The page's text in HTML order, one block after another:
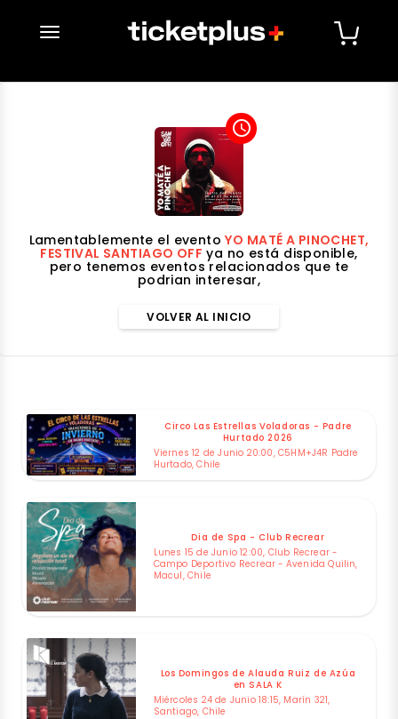
desplegar navegación
access_time
Lamentablemente el eventoYO MATÉ A PINOCHET,
FESTIVAL SANTIAGO OFF ya no está disponible,
pero tenemos eventos relacionados que te
podrian interesar,
VOLVER AL INICIO
Circo Las Estrellas Voladoras - Padre
Hurtado 2026
Viernes 12 de Junio 20:00, C5HM+J4R Padre
Hurtado, Chile
Dia de Spa - Club Recrear
Lunes 15 de Junio 12:00, Club Recrear -
Campo Deportivo Recrear - Avenida Quilin,
Macul, Chile
Los Domingos de Alauda Ruiz de Azúa
en SALA K
Miércoles 24 de Junio 18:15, Marín 321,
Santiago, Chile